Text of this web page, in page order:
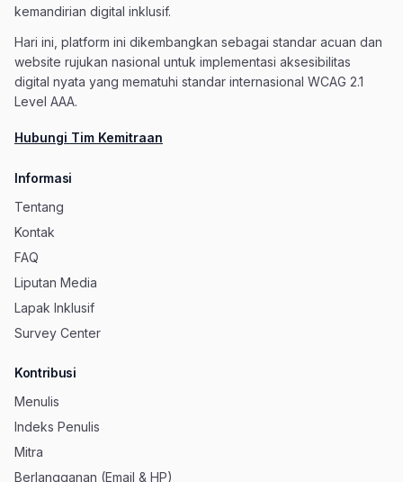
kemandirian digital inklusif.
Hari ini, platform ini dikembangkan sebagai standar acuan dan
website rujukan nasional untuk implementasi aksesibilitas
digital nyata yang mematuhi standar internasional WCAG 2.1
Level AAA.
Hubungi Tim Kemitraan
Informasi
Tentang
Kontak
FAQ
Liputan Media
Lapak Inklusif
Survey Center
Kontribusi
Menulis
Indeks Penulis
Mitra
Berlangganan (Email & HP)